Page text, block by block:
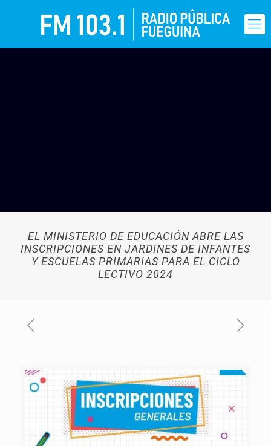
EL MINISTERIO DE EDUCACIÓN ABRE LAS
INSCRIPCIONES EN JARDINES DE INFANTES
Y ESCUELAS PRIMARIAS PARA EL CICLO
LECTIVO 2024